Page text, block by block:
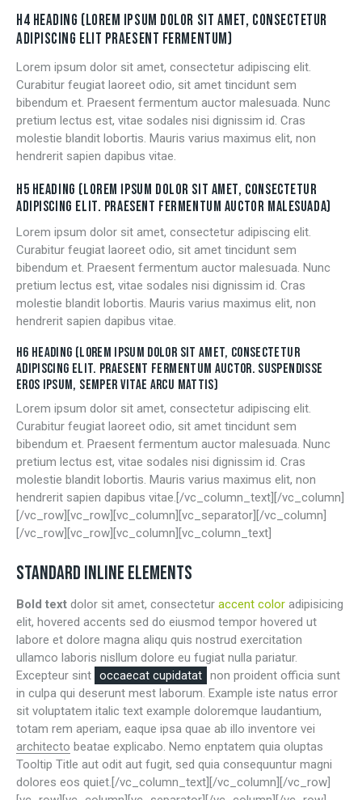
H4 HEADING (LOREM IPSUM DOLOR SIT AMET, CONSECTETUR
ADIPISCING ELIT PRAESENT FERMENTUM)
Lorem ipsum dolor sit amet, consectetur adipiscing elit.
Curabitur feugiat laoreet odio, sit amet tincidunt sem
bibendum et. Praesent fermentum auctor malesuada. Nunc
pretium lectus est, vitae sodales nisi dignissim id. Cras
molestie blandit lobortis. Mauris varius maximus elit, non
hendrerit sapien dapibus vitae.
H5 HEADING (LOREM IPSUM DOLOR SIT AMET, CONSECTETUR
ADIPISCING ELIT. PRAESENT FERMENTUM AUCTOR MALESUADA)
Lorem ipsum dolor sit amet, consectetur adipiscing elit.
Curabitur feugiat laoreet odio, sit amet tincidunt sem
bibendum et. Praesent fermentum auctor malesuada. Nunc
pretium lectus est, vitae sodales nisi dignissim id. Cras
molestie blandit lobortis. Mauris varius maximus elit, non
hendrerit sapien dapibus vitae.
H6 HEADING (LOREM IPSUM DOLOR SIT AMET, CONSECTETUR
ADIPISCING ELIT. PRAESENT FERMENTUM AUCTOR. SUSPENDISSE
EROS IPSUM, SEMPER VITAE ARCU MATTIS)
Lorem ipsum dolor sit amet, consectetur adipiscing elit.
Curabitur feugiat laoreet odio, sit amet tincidunt sem
bibendum et. Praesent fermentum auctor malesuada. Nunc
pretium lectus est, vitae sodales nisi dignissim id. Cras
molestie blandit lobortis. Mauris varius maximus elit, non
hendrerit sapien dapibus vitae.[/vc_column_text][/vc_column]
[/vc_row][vc_row][vc_column][vc_separator][/vc_column]
[/vc_row][vc_row][vc_column][vc_column_text]
STANDARD INLINE ELEMENTS
Bold text dolor sit amet, consectetur accent color adipisicing
elit, hovered accents sed do eiusmod tempor hovered ut
labore et dolore magna aliqu quis nostrud exercitation
ullamco laboris nisllum dolore eu fugiat nulla pariatur.
Excepteur sint occaecat cupidatat non proident officia sunt
in culpa qui deserunt mest laborum. Example iste natus error
sit voluptatem italic text example doloremque laudantium,
totam rem aperiam, eaque ipsa quae ab illo inventore vei
architecto beatae explicabo. Nemo enptatem quia oluptas
Tooltip Title aut odit aut fugit, sed quia consequuntur magni
dolores eos quiet.[/vc_column_text][/vc_column][/vc_row]